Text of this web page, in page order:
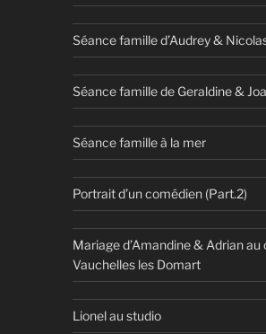
Séance famille d’Audrey &
Séance famille de Geraldine &
Séance famille à la mer
Portrait d’un comédien (Part.2)
Mariage d’Amandine & Adrian au
Vauchelles les Domart
Lionel au studio